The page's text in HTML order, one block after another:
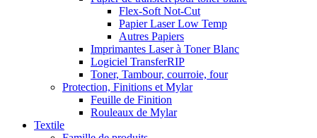
Flex-Soft Not-Cut
Papier Laser Low Temp
Autres Papiers
Imprimantes Laser à Toner Blanc
Logiciel TransferRIP
Toner, Tambour, courroie, four
Protection, Finitions et Mylar
Feuille de Finition
Rouleaux de Mylar
Textile